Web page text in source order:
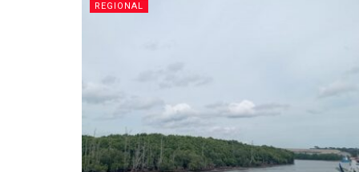
REGIONAL